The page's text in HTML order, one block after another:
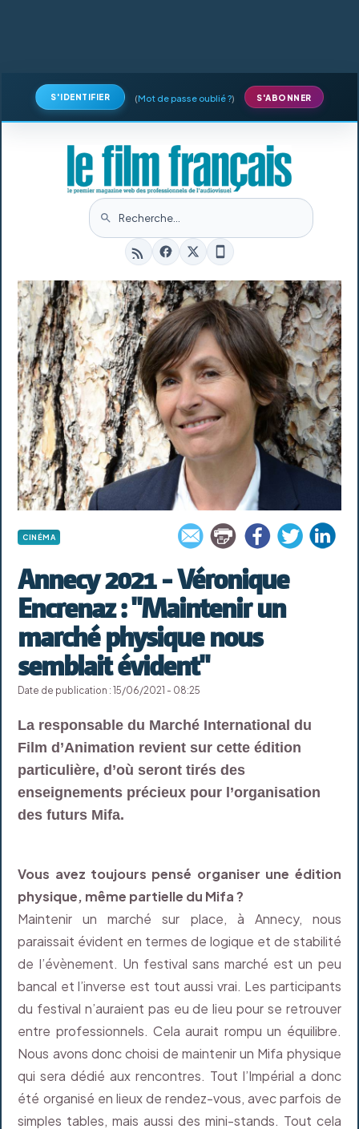
S'IDENTIFIER (Mot de passe oublié ?) S'ABONNER
CINÉMA
Annecy 2021 - Véronique
Encrenaz : "Maintenir un
marché physique nous
semblait évident"
Date de publication : 15/06/2021 - 08:25
La responsable du Marché International du
Film d’Animation revient sur cette édition
particulière, d’où seront tirés des
enseignements précieux pour l’organisation
des futurs Mifa.
Vous avez toujours pensé organiser une édition
physique, même partielle du Mifa ?
Maintenir un marché sur place, à Annecy, nous
paraissait évident en termes de logique et de stabilité
de l’évènement. Un festival sans marché est un peu
bancal et l’inverse est tout aussi vrai. Les participants
du festival n’auraient pas eu de lieu pour se retrouver
entre professionnels. Cela aurait rompu un équilibre.
Nous avons donc choisi de maintenir un Mifa physique
qui sera dédié aux rencontres. Tout l’Impérial a donc
été organisé en lieux de rendez-vous, avec parfois de
simples tables, mais aussi des mini-stands. Tout cela